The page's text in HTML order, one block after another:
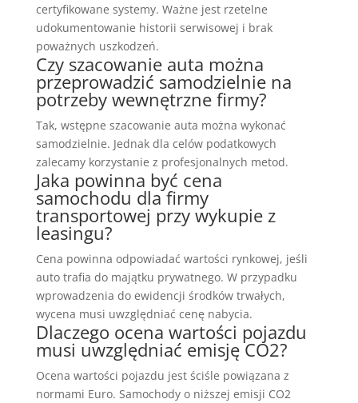
certyfikowane systemy. Ważne jest rzetelne
udokumentowanie historii serwisowej i brak
poważnych uszkodzeń.
Czy szacowanie auta można
przeprowadzić samodzielnie na
potrzeby wewnętrzne firmy?
Tak, wstępne szacowanie auta można wykonać
samodzielnie. Jednak dla celów podatkowych
zalecamy korzystanie z profesjonalnych metod.
Jaka powinna być cena
samochodu dla firmy
transportowej przy wykupie z
leasingu?
Cena powinna odpowiadać wartości rynkowej, jeśli
auto trafia do majątku prywatnego. W przypadku
wprowadzenia do ewidencji środków trwałych,
wycena musi uwzględniać cenę nabycia.
Dlaczego ocena wartości pojazdu
musi uwzględniać emisję CO2?
Ocena wartości pojazdu jest ściśle powiązana z
normami Euro. Samochody o niższej emisji CO2